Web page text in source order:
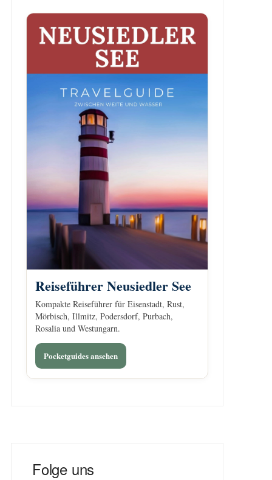
Reiseführer Neusiedler See
Kompakte Reiseführer für Eisenstadt, Rust,
Mörbisch, Illmitz, Podersdorf, Purbach,
Rosalia und Westungarn.
Pocketguides ansehen
Folge uns